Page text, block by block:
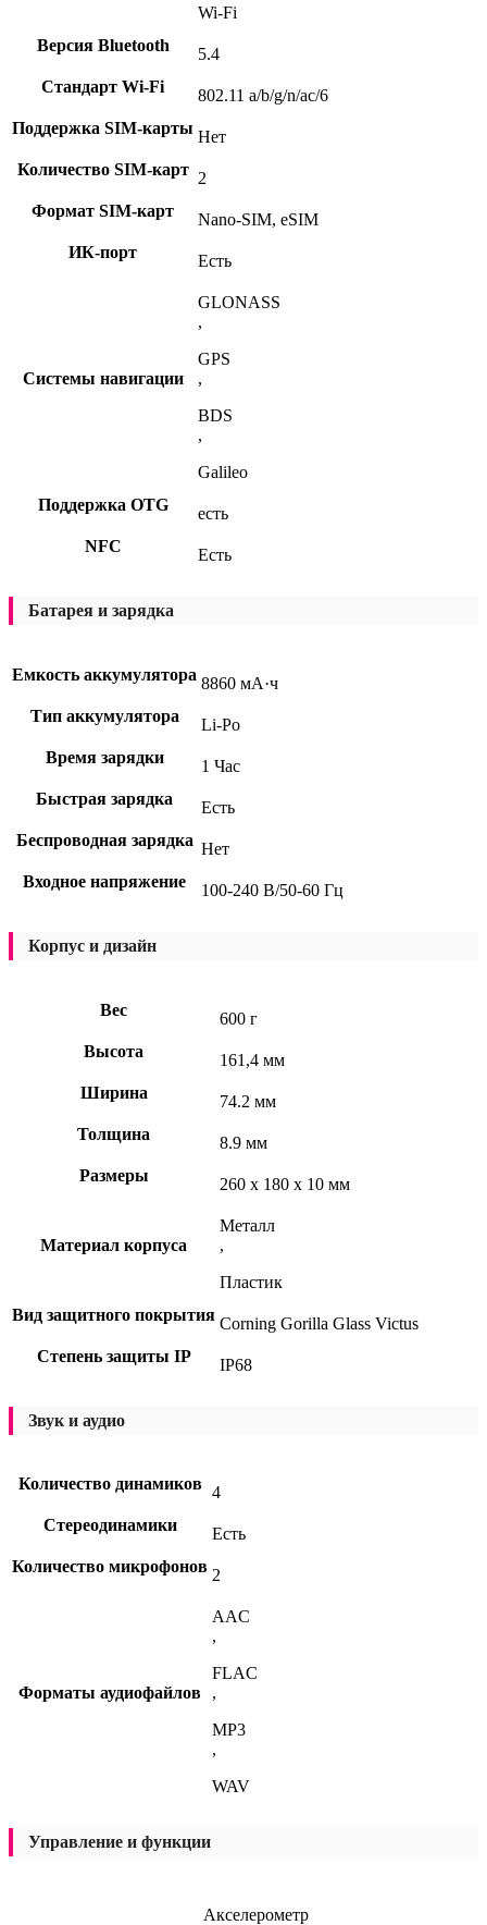
Wi-Fi
Версия Bluetooth
5.4
Стандарт Wi-Fi
802.11 a/b/g/n/ac/6
Поддержка SIM-карты Нет
Количество SIM-карт 2
Формат SIM-карт
Nano-SIM, eSIM
ИК-порт
Есть
Системы навигации
GLONASS
,
GPS
,
BDS
,
Galileo
Поддержка OTG
есть
NFC
Есть
Батарея и зарядка
Емкость аккумулятора 8860 мА·ч
Тип аккумулятора
Li-Po
Время зарядки
1 Час
Быстрая зарядка
Есть
Беспроводная зарядка Нет
Входное напряжение
100-240 В/50-60 Гц
Корпус и дизайн
Вес
600 г
Высота
161,4 мм
Ширина
74.2 мм
Толщина
8.9 мм
Размеры
260 x 180 x 10 мм
Материал корпуса
Металл
,
Пластик
Вид защитного покрытия Corning Gorilla Glass Victus
Степень защиты IP
IP68
Звук и аудио
Количество динамиков 4
Стереодинамики
Есть
Количество микрофонов 2
Форматы аудиофайлов
AAC
,
FLAC
,
MP3
,
WAV
Управление и функции
Акселерометр